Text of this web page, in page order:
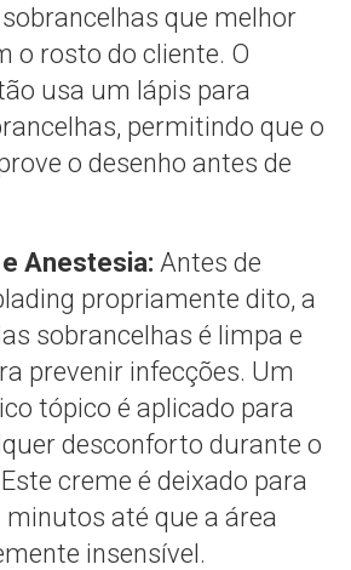
que melhor
o rosto do cliente. O
usa um lápis para
permitindo que o
o desenho antes de
Anestesia: Antes de
propriamente dito, a
sobrancelhas é limpa e
prevenir infecções. Um
tópico é aplicado para
desconforto durante o
creme é deixado para
até que a área
insensível.